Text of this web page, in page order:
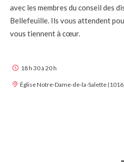
avec les membres du conseil des
Bellefeuille. Ils vous attendent
vous tiennent à cœur.
18 h 30 à 20 h
Église Notre-Dame-de-la-Salette